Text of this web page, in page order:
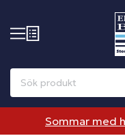
Sommar med